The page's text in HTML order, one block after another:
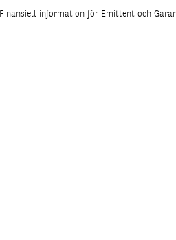
Finansiell information för Emittent och